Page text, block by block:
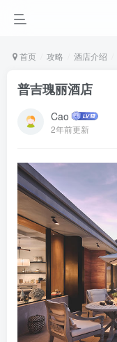
首页 攻略 酒店介绍
普吉瑰丽酒店
Cao
2年前更新